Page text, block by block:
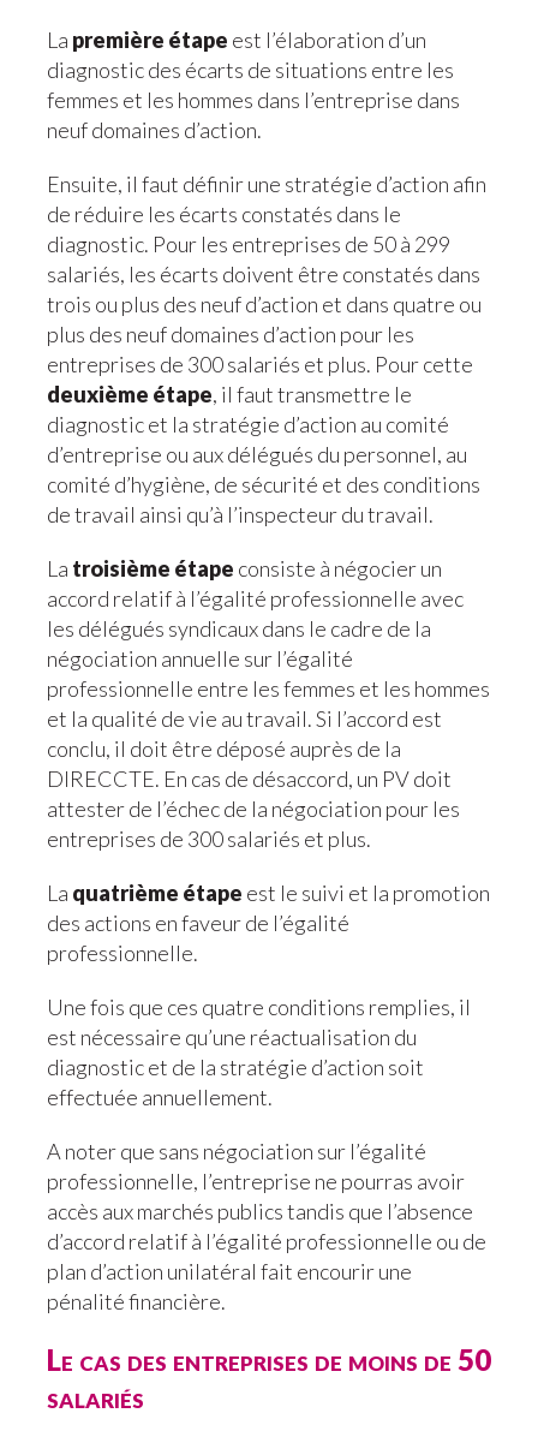
La première étape est l’élaboration d’un
diagnostic des écarts de situations entre les
femmes et les hommes dans l’entreprise dans
neuf domaines d’action.
Ensuite, il faut définir une stratégie d’action afin
de réduire les écarts constatés dans le
diagnostic. Pour les entreprises de 50 à 299
salariés, les écarts doivent être constatés dans
trois ou plus des neuf d’action et dans quatre ou
plus des neuf domaines d’action pour les
entreprises de 300 salariés et plus. Pour cette
deuxième étape, il faut transmettre le
diagnostic et la stratégie d’action au comité
d’entreprise ou aux délégués du personnel, au
comité d’hygiène, de sécurité et des conditions
de travail ainsi qu’à l’inspecteur du travail.
La troisième étape consiste à négocier un
accord relatif à l’égalité professionnelle avec
les délégués syndicaux dans le cadre de la
négociation annuelle sur l’égalité
professionnelle entre les femmes et les hommes
et la qualité de vie au travail. Si l’accord est
conclu, il doit être déposé auprès de la
DIRECCTE. En cas de désaccord, un PV doit
attester de l’échec de la négociation pour les
entreprises de 300 salariés et plus.
La quatrième étape est le suivi et la promotion
des actions en faveur de l’égalité
professionnelle.
Une fois que ces quatre conditions remplies, il
est nécessaire qu’une réactualisation du
diagnostic et de la stratégie d’action soit
effectuée annuellement.
A noter que sans négociation sur l’égalité
professionnelle, l’entreprise ne pourras avoir
accès aux marchés publics tandis que l’absence
d’accord relatif à l’égalité professionnelle ou de
plan d’action unilatéral fait encourir une
pénalité financière.
Le cas des entreprises de moins de 50
salariés